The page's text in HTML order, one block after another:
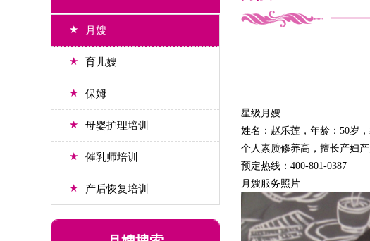
★ 月嫂
★ 育儿嫂
★ 保姆
★ 母婴护理培训
★ 催乳师培训
★ 产后恢复培训
星级月嫂
姓名：赵乐莲，年龄：50岁
个人素质修养高，擅长产妇
预定热线：400-801-0387
月嫂服务照片